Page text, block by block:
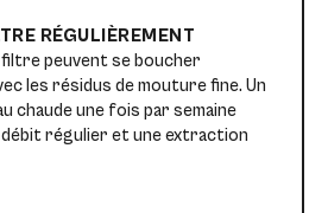
RÉGULIÈREMENT
peuvent se boucher
les résidus de mouture fine. Un
chaude une fois par semaine
régulier et une extraction